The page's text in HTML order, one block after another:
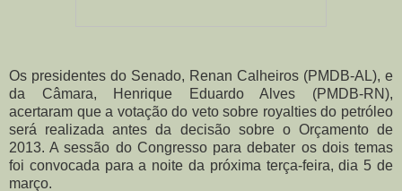
Os presidentes do Senado, Renan Calheiros (PMDB-AL), e
da Câmara, Henrique Eduardo Alves (PMDB-RN),
acertaram que a votação do veto sobre royalties do petróleo
será realizada antes da decisão sobre o Orçamento de
2013. A sessão do Congresso para debater os dois temas
foi convocada para a noite da próxima terça-feira, dia 5 de
março.